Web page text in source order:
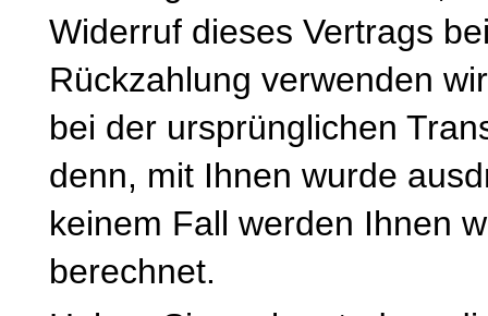
Widerruf dieses Vertrags
Rückzahlung verwenden
bei der ursprünglichen
denn, mit Ihnen wurde
keinem Fall werden Ihnen
berechnet.